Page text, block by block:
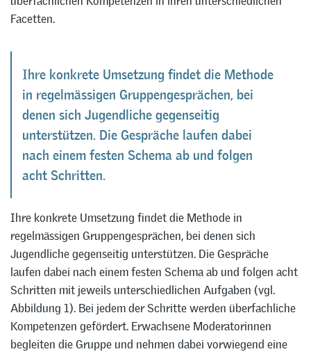
Facetten.
Ihre konkrete Umsetzung findet die Methode
in regelmässigen Gruppengesprächen, bei
denen sich Jugendliche gegenseitig
unterstützen. Die Gespräche laufen dabei
nach einem festen Schema ab und folgen
acht Schritten.
Ihre konkrete Umsetzung findet die Methode in
regelmässigen Gruppengesprächen, bei denen sich
Jugendliche gegenseitig unterstützen. Die Gespräche
laufen dabei nach einem festen Schema ab und folgen acht
Schritten mit jeweils unterschiedlichen Aufgaben (vgl.
Abbildung 1). Bei jedem der Schritte werden überfachliche
Kompetenzen gefördert. Erwachsene Moderatorinnen
begleiten die Gruppe und nehmen dabei vorwiegend eine